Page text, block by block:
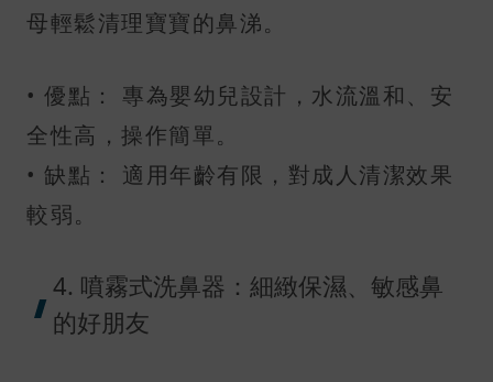
母輕鬆清理寶寶的鼻涕。
• 優點： 專為嬰幼兒設計，水流溫和、安
全性高，操作簡單。
• 缺點： 適用年齡有限，對成人清潔效果
較弱。
4. 噴霧式洗鼻器：細緻保濕、敏感鼻
的好朋友